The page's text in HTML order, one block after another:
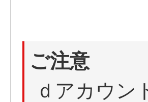
ご注意
ｄアカウン